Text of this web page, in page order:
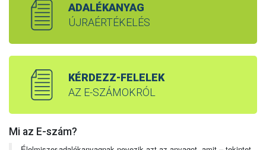
ADALÉKANYAG
ÚJRAÉRTÉKELÉS
KÉRDEZZ-FELELEK
AZ E-SZÁMOKRÓL
Mi az E-szám?